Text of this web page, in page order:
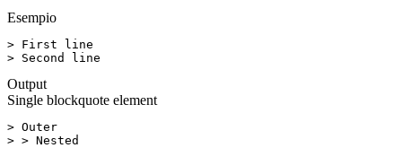
Esempio
> First line
> Second line
Output
Single blockquote element
> Outer
> > Nested